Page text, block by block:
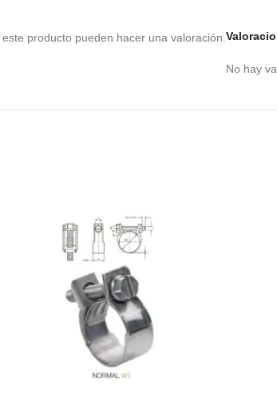
No hay
producto pueden hacer una valoración.